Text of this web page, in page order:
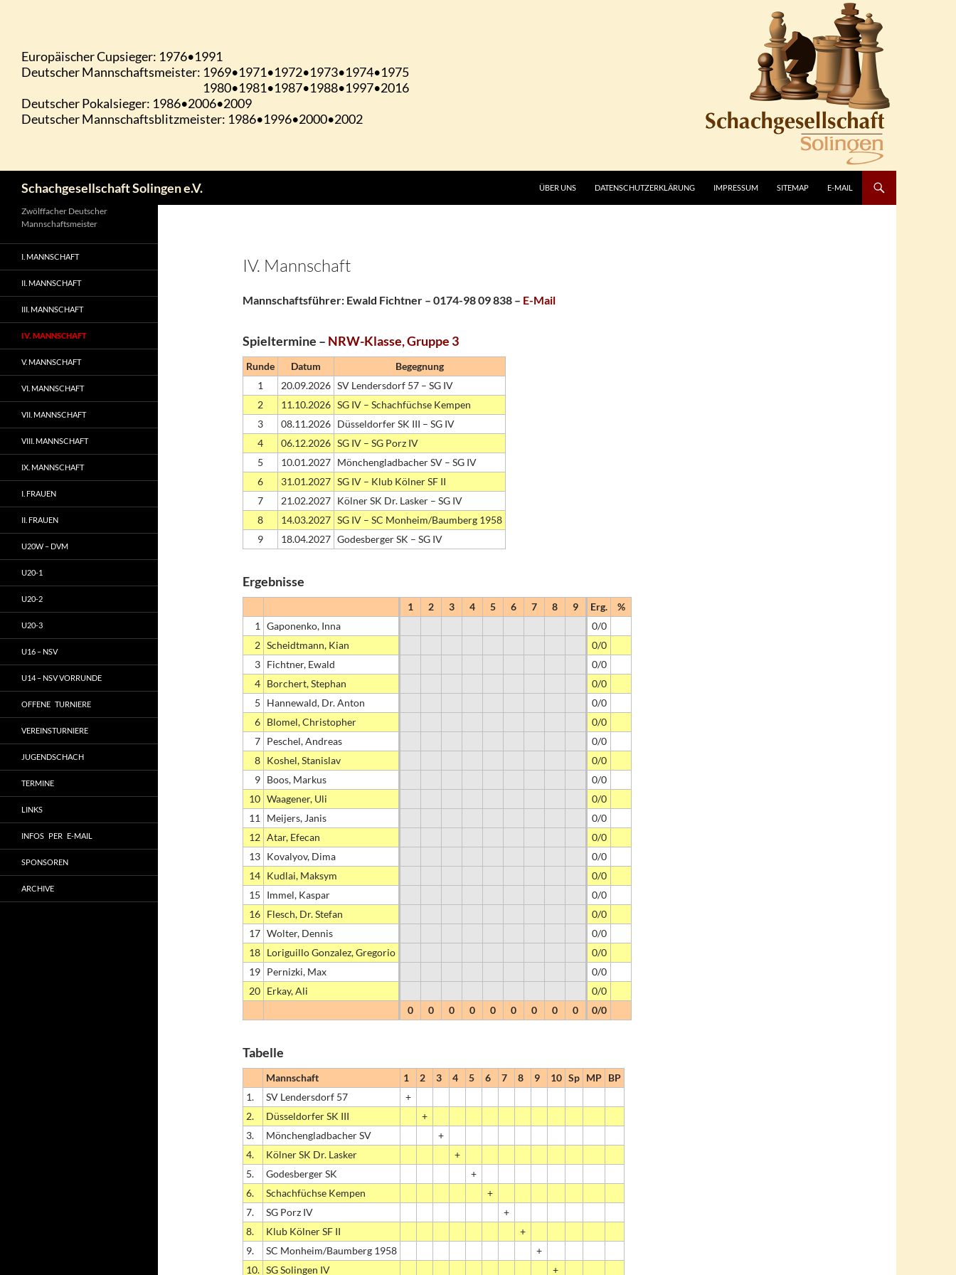
Schachgesellschaft Solingen e.V. ÜBER UNS DATENSCHUTZERKLÄRUNG IMPRESSUM SITEMAP E-MAIL
IV. Mannschaft
Mannschaftsführer: Ewald Fichtner – 0174-98 09 838 – E-Mail
Spieltermine – NRW-Klasse, Gruppe 3
Runde Datum
Begegnung
1
20.09.2026 SV Lendersdorf 57 – SG IV
2
11.10.2026 SG IV – Schachfüchse Kempen
3
08.11.2026 Düsseldorfer SK III – SG IV
4
06.12.2026 SG IV – SG Porz IV
5
10.01.2027 Mönchengladbacher SV – SG IV
6
31.01.2027 SG IV – Klub Kölner SF II
7
21.02.2027 Kölner SK Dr. Lasker – SG IV
8
14.03.2027 SG IV – SC Monheim/Baumberg 1958
9
18.04.2027 Godesberger SK – SG IV
Ergebnisse
1 2 3 4 5 6 7 8 9 Erg.
%
1
Gaponenko, Inna
0/0
2 Scheidtmann, Kian
0/0
3 Fichtner, Ewald
0/0
4 Borchert, Stephan
0/0
5
Hannewald, Dr. Anton
0/0
6 Blomel, Christopher
0/0
7 Peschel, Andreas
0/0
8 Koshel, Stanislav
0/0
9 Boos, Markus
0/0
10 Waagener, Uli
0/0
11
Meijers, Janis
0/0
12 Atar, Efecan
0/0
13 Kovalyov, Dima
0/0
14 Kudlai, Maksym
0/0
15
Immel, Kaspar
0/0
16 Flesch, Dr. Stefan
0/0
17 Wolter, Dennis
0/0
18 Loriguillo Gonzalez, Gregorio
0/0
19 Pernizki, Max
0/0
20 Erkay, Ali
0/0
0
0 0 0 0 0 0 0 0 0/0
Tabelle
Mannschaft 1 2 3 4 5 6 7 8 9 10 Sp MP BP
1.
SV Lendersdorf 57
+
2.
Düsseldorfer SK III
+
3.
Mönchengladbacher SV
+
4.
Kölner SK Dr. Lasker
+
5.
Godesberger SK
+
6.
Schachfüchse Kempen
+
7.
SG Porz IV
+
8.
Klub Kölner SF II
+
9.
SC Monheim/Baumberg 1958
+
10. SG Solingen IV +
Zwölffacher Deutscher
Mannschaftsmeister
I. MANNSCHAFT
II. MANNSCHAFT
III. MANNSCHAFT
IV. MANNSCHAFT
V. MANNSCHAFT
VI. MANNSCHAFT
VII. MANNSCHAFT
VIII. MANNSCHAFT
IX. MANNSCHAFT
I. FRAUEN
II. FRAUEN
U20W – DVM
U20-1
U20-2
U20-3
U16 – NSV
U14 – NSV VORRUNDE
OFFENE TURNIERE
VEREINSTURNIERE
JUGENDSCHACH
TERMINE
LINKS
INFOS PER E-MAIL
SPONSOREN
ARCHIVE